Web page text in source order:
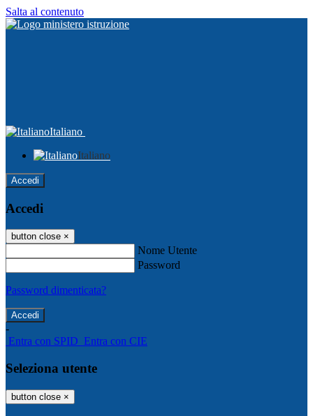
Salta al contenuto
Italiano
Italiano
Accedi
Accedi
button close ×
Nome Utente
Password
Password dimenticata?
-
Entra con SPID Entra con CIE
Seleziona utente
button close ×